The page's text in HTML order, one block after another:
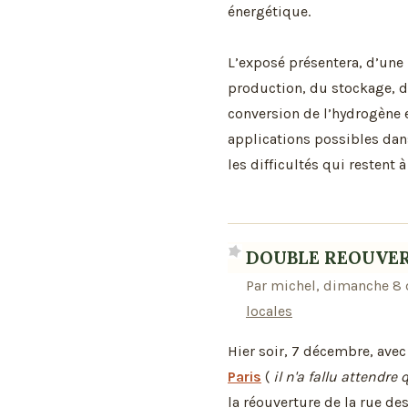
énergétique.
L’exposé présentera,
production, du stockage,
conversion de l’hydrogène
applications possibles
les difficultés qui restent à
DOUBLE
Par michel, dimanche 8
locales
Hier soir, 7 décembre,
Paris ( il n'a fallu attendre
la réouverture de la rue